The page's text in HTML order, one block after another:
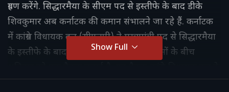
ग्रहण करेंगे. सिद्धारमैया के सीएम पद से इस्तीफे के बाद डीके
शिवकुमार अब कर्नाटक की कमान संभालने जा रहे हैं. कर्नाटक
में कांग्रेस विधायक दल (सीएलपी) ने मुख्यमंत्री पद से सिद्धारमैया
के इस्तीफे के बाद चल रहे राजनीतिक घटनाक्रमों के बीच
नए नेता का चुनाव करने के लिए बुलाई गई है, जिन्हें पार्टी की
Show Full